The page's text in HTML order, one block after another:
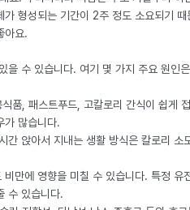
형성되는 기간이 2주 정도 소요되기 때
아요.
을 수 있습니다. 여기 몇 가지 주요 원인
품, 패스트푸드, 고칼로리 간식이 쉽게
가 많습니다.
간 앉아서 지내는 생활 방식은 칼로리 소
만에 영향을 미칠 수 있습니다. 특정 유
수 있습니다.